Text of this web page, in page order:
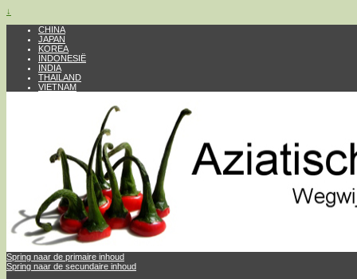
↓
CHINA
JAPAN
KOREA
INDONESIË
INDIA
THAILAND
VIETNAM
Spring naar de primaire inhoud
Spring naar de secundaire inhoud